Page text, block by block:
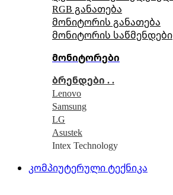
RGB განათება
მონიტორის განათება
მონიტორის საწმენდები
მონიტორები
ბრენდები . .
Lenovo
Samsung
LG
Asustek
Intex Technology
კომპიუტერული ტექნიკა